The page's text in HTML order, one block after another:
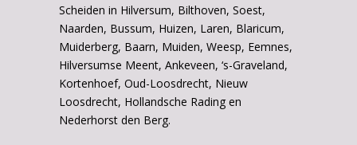
Scheiden in Hilversum, Bilthoven, Soest,
Naarden, Bussum, Huizen, Laren, Blaricum,
Muiderberg, Baarn, Muiden, Weesp, Eemnes,
Hilversumse Meent, Ankeveen, ‘s-Graveland,
Kortenhoef, Oud-Loosdrecht, Nieuw
Loosdrecht, Hollandsche Rading en
Nederhorst den Berg.